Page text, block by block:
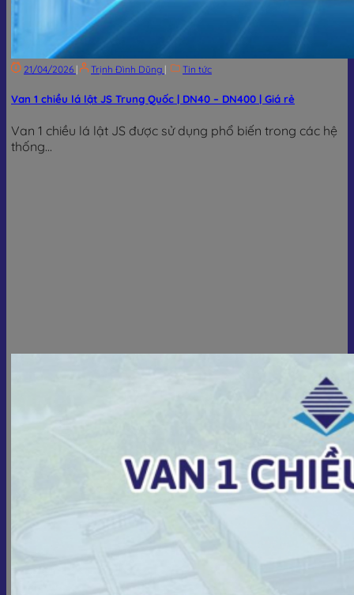
21/04/2026 | Trịnh Đình Dũng | Tin tức
Van 1 chiều lá lật JS Trung Quốc | DN40 – DN400 | Giá rẻ
Van 1 chiều lá lật JS được sử dụng phổ biến trong các hệ
thống...